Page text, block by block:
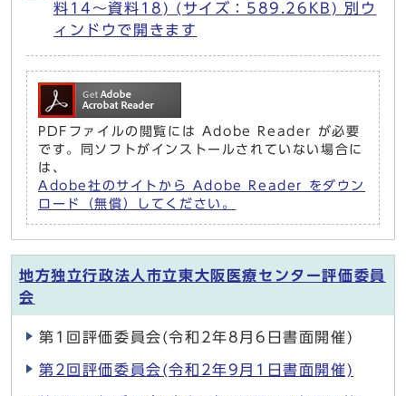
料14～資料18) (サイズ：589.26KB) 別ウ
ィンドウで開きます
PDFファイルの閲覧には Adobe Reader が必要
です。同ソフトがインストールされていない場合に
は、
Adobe社のサイトから Adobe Reader をダウン
ロード（無償）してください。
地方独立行政法人市立東大阪医療センター評価委員
会
第1回評価委員会(令和2年8月6日書面開催)
第2回評価委員会(令和2年9月1日書面開催)